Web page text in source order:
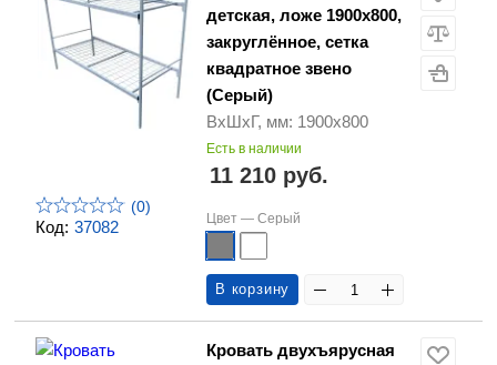
Код: 37082
(0)
детская, ложе 1900х800,
закруглённое, сетка
квадратное звено
(Серый)
ВхШхГ, мм: 1900х800
Есть в наличии
11 210 руб.
Цвет — Серый
В корзину
Кровать двухъярусная